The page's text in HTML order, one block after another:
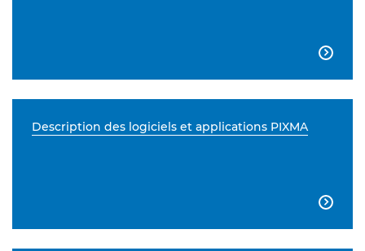

Description des logiciels et applications PIXMA
